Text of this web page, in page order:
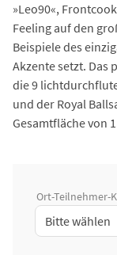
»Leo90«,
Feeling auf den
Beispiele des
Akzente setzt. Das
die 9
und der Royal
Gesamtfläche von
Ort-Teilnehmer-